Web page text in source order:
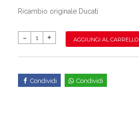
Ricambio originale Ducati
AGGIUNGI AL CARRELLO
Condividi Condividi